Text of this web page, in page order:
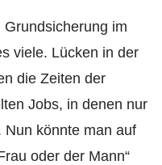
im
viele. Lücken in der
die Zeiten der
Jobs, in denen nur
könnte man auf
oder der Mann“